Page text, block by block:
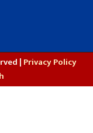
| Privacy Policy